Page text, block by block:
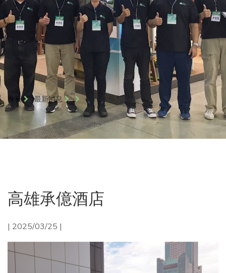
首頁 最新消息
高雄承億酒店
| 2025/03/25 |